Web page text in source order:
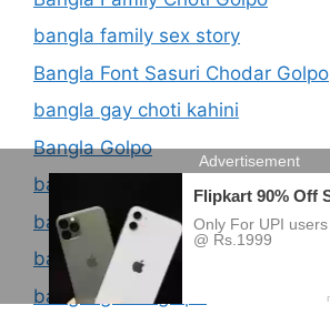
bangla family sex story
Bangla Font Sasuri Chodar Golpo
bangla gay choti kahini
Bangla Golpo
bangla group choti
bangla group choti golpo
bangla gud marar golpo photo
bangla guder golpo